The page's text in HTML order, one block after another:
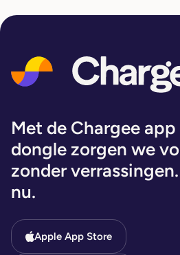
Met de Chargee
dongle zorgen we
zonder
nu.
Apple App Store